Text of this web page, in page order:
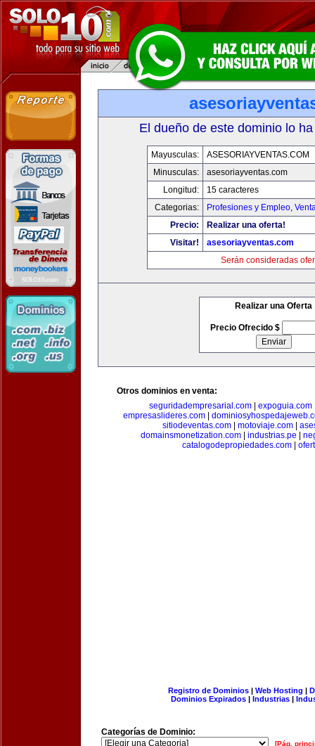
El dueño de este dominio lo
Mayusculas:
ASESORIAYVENTAS.COM
Minusculas:
asesoriayventas.com
Longitud:
15 caracteres
Categorias:
Profesiones y Empleo,
Precio:
Realizar una oferta!
Visitar!
asesoriayventas.com
Serán consideradas
Realizar una Oferta
Precio Ofrecido $
Otros dominios en venta:
seguridadempresarial.com
expoguia.com
empresaslideres.com|
sitiodeventas.com
motoviaje.com
domainsmonetization.com| industrias.pe
catalogodepropiedades.com
Registro de Dominios| Web Hosting |
Dominios Expirados | Industrias |
Categorías de Dominio:
[Pág.